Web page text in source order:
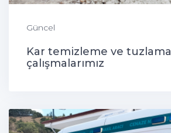
Güncel
Kar temizleme ve tuzlama
çalışmalarımız